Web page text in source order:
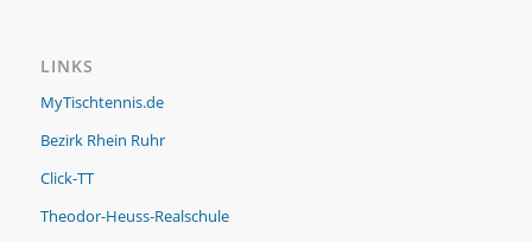
LINKS
MyTischtennis.de
Bezirk Rhein Ruhr
Click-TT
Theodor-Heuss-Realschule